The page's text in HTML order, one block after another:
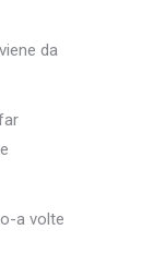
da
a volte